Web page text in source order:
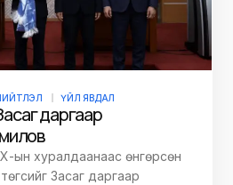
ҮЙЛ ЯВДАЛ
Засаг даргаар
ын хуралдаанаас өнгөрсөн
Засаг даргаар